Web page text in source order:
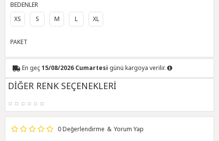
0 Değerlendirme & Yorum Yap
BEDENLER
XS
S M L XL
PAKET
En geç15/08/2026 Cumartesi günü kargoya verilir.
DİĞER RENK SEÇENEKLERİ